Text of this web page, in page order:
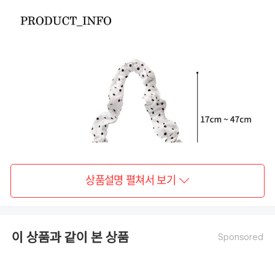
상품설명 펼쳐서 보기
이 상품과 같이 본 상품 Sponsored